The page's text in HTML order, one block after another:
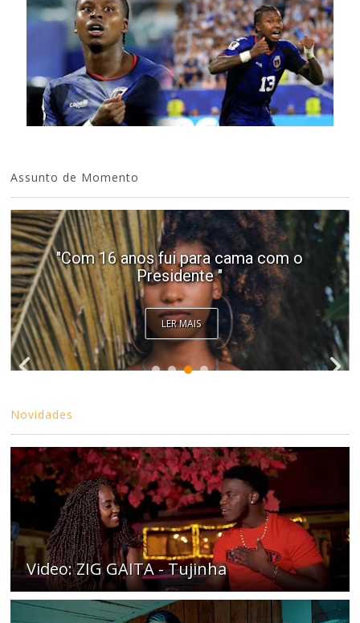
Assunto de Momento
"Com 16 anos fui para cama com o
Presidente "
LER MAIS
Novidades
Video: ZIG GAITA - Tujinha